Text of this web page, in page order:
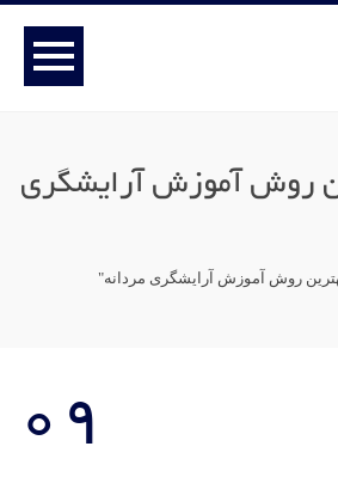
روش آموزش آرایشگری
روش آموزش آرایشگری مردانه"
09